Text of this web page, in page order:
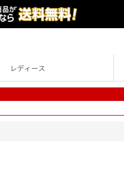
レディース